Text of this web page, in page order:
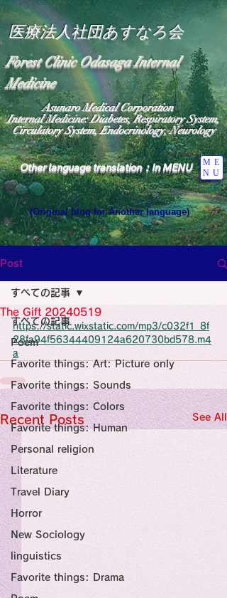
医療法人社団あすなろ会
Forest Clinic Odasaga Internal
Medicine
Other language translation：In MENU
ME
NU
Asunaro Medical Corporation
Internal Medicine: Diabetes, Respiratory System,
Circulatory System, Endocrinology, Neurology
(Original blog for Another language)
Heavens: Beyond the Universe: The World
the God of Light Resides"
Medicine Specialist
Specialist
Wide Blog
Medicine
Religion
Post
すべての記事
Poem
Favorite things: Art: Picture only
Favorite things: Sounds
Favorite things: Colors
Favorite things: Human
Personal religion
Literature
Travel Diary
Horror
New Sociology
linguistics
Favorite things: Drama
すべての記事
The Gift 20240519
https://static.wixstatic.com/mp3/c032f1_8f
28fa94f56344409124a620730bd578.m4
a
Recent Posts See All